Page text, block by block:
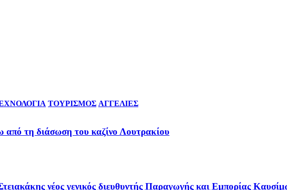
ΤΟΥΡΙΣΜΟΣ ΑΓΓΕΛΙΕΣ
από τη διάσωση του καζίνο Λουτρακίου
νέος γενικός διευθυντής Παραγωγής και Εμπορίας